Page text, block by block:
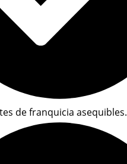
de franquicia asequibles.